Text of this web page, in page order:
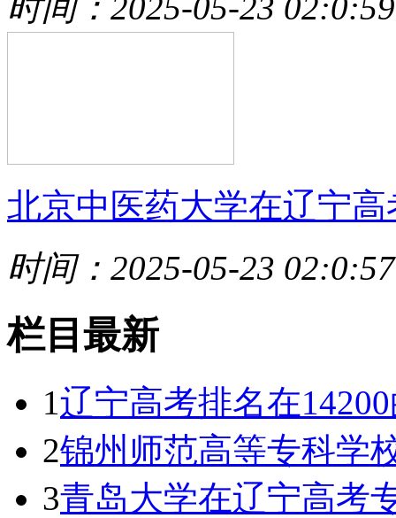
时间：2025-05-23 02:0:59
北京中医药大学在辽宁高
时间：2025-05-23 02:0:57
栏目最新
1辽宁高考排名在
2锦州师范高等专科学
3青岛大学在辽宁高考